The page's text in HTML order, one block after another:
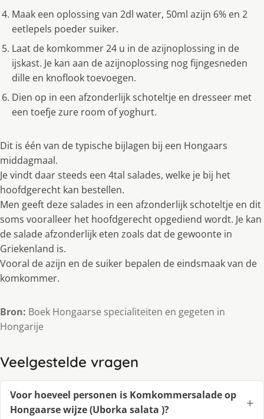
Maak een oplossing van 2dl water, 50ml azijn 6% en 2
eetlepels poeder suiker.
Laat de komkommer 24 u in de azijnoplossing in de
ijskast. Je kan aan de azijnoplossing nog fijngesneden
dille en knoflook toevoegen.
Dien op in een afzonderlijk schoteltje en dresseer met
een toefje zure room of yoghurt.
Dit is één van de typische bijlagen bij een Hongaars
middagmaal.
Je vindt daar steeds een 4tal salades, welke je bij het
hoofdgerecht kan bestellen.
Men geeft deze salades in een afzonderlijk schoteltje en dit
soms vooralleer het hoofdgerecht opgediend wordt. Je kan
de salade afzonderlijk eten zoals dat de gewoonte in
Griekenland is.
Vooral de azijn en de suiker bepalen de eindsmaak van de
komkommer.
Bron: Boek Hongaarse specialiteiten en gegeten in
Hongarije
Veelgestelde vragen
Voor hoeveel personen is Komkommersalade op
Hongaarse wijze (Uborka salata )?